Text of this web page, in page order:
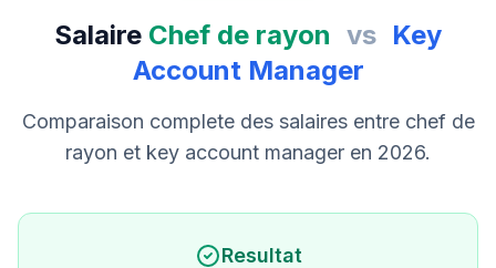
Salaire Chef de rayon vs Key
Account Manager
Comparaison complete des salaires entre chef de
rayon et key account manager en 2026.
Resultat